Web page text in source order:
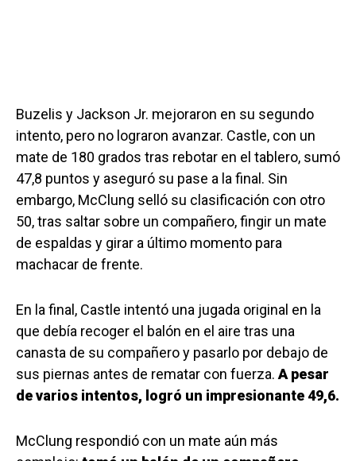
Buzelis y Jackson Jr. mejoraron en su segundo
intento, pero no lograron avanzar. Castle, con un
mate de 180 grados tras rebotar en el tablero, sumó
47,8 puntos y aseguró su pase a la final. Sin
embargo, McClung selló su clasificación con otro
50, tras saltar sobre un compañero, fingir un mate
de espaldas y girar a último momento para
machacar de frente.
En la final, Castle intentó una jugada original en la
que debía recoger el balón en el aire tras una
canasta de su compañero y pasarlo por debajo de
sus piernas antes de rematar con fuerza. A pesar
de varios intentos, logró un impresionante 49,6.
McClung respondió con un mate aún más